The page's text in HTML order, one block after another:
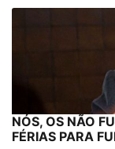
NÓS, OS NÃO
FÉRIAS PARA